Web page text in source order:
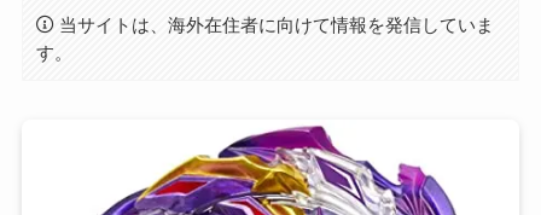
当サイトは、海外在住者に向けて情報を発信していま
す。